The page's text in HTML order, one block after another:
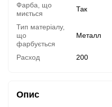
Фарба, що
миється
Так
Тип матеріалу,
що
фарбується
Металл
Расход 200
Опис